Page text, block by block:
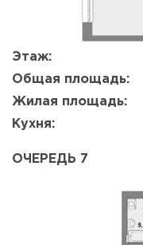
Этаж:
Общая площадь:
Жилая площадь:
Кухня:
ОЧЕРЕДЬ 7